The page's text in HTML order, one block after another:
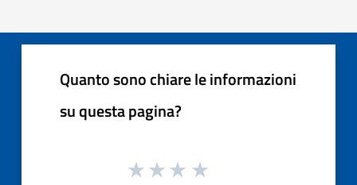
Quanto sono chiare le informazioni
su questa pagina?